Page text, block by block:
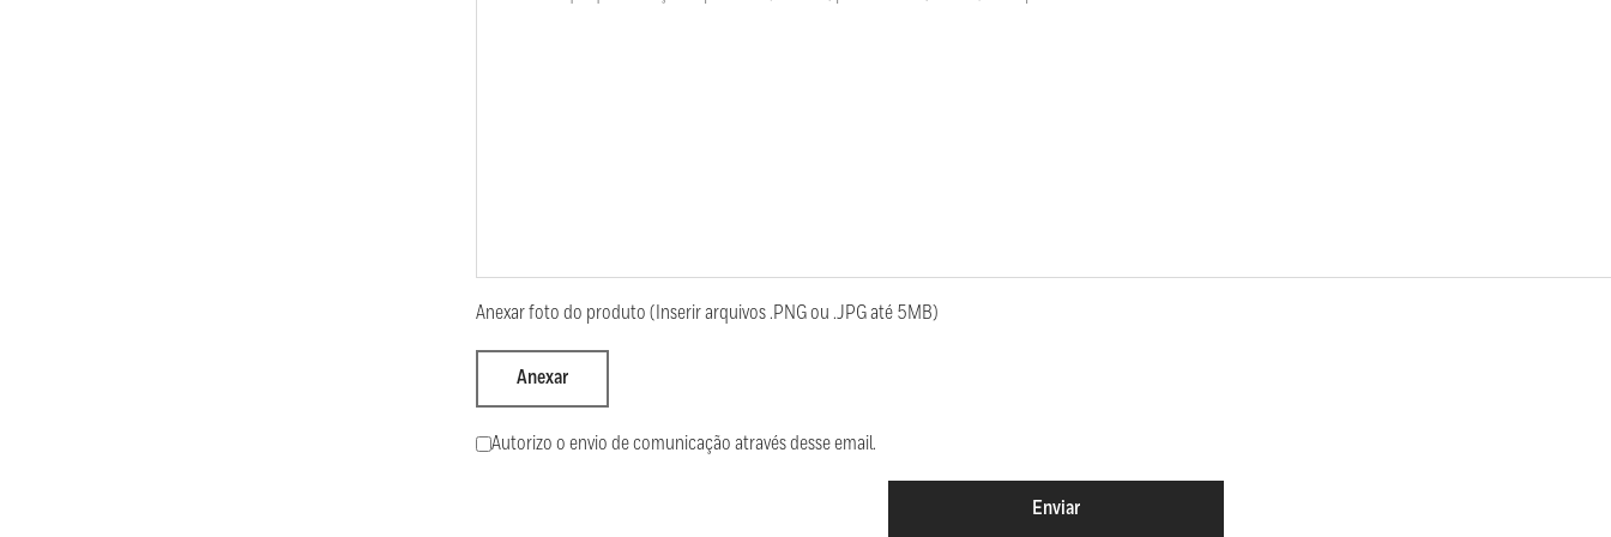
Anexar foto do produto (Inserir arquivos .PNG ou .JPG até 5MB)
Anexar
Autorizo o envio de comunicação através desse email.
Enviar